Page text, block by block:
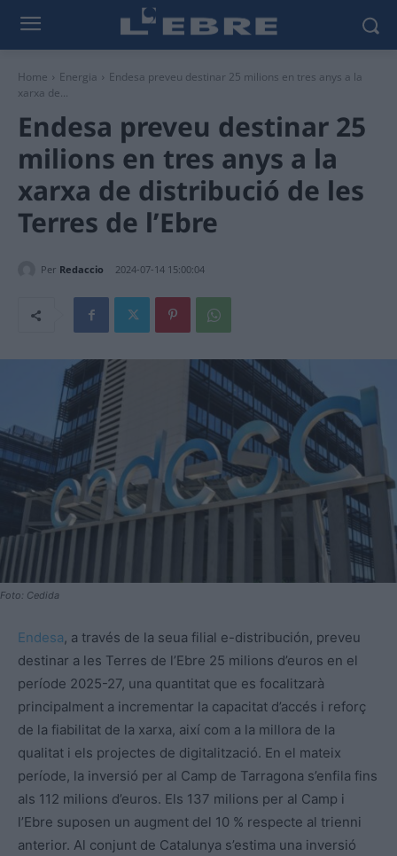
Home Energia
Endesa preveu destinar 25 milions en tres anys a la
xarxa de...
Endesa preveu destinar 25
milions en tres anys a la
xarxa de distribució de les
Terres de l’Ebre
Per Redaccio 2024-07-14 15:00:04
Foto: Cedida
Endesa, a través de la seua filial e-distribución, preveu
destinar a les Terres de l’Ebre 25 milions d’euros en el
període 2025-27, una quantitat que es focalitzarà
principalment a incrementar la capacitat d’accés i reforç
de la fiabilitat de la xarxa, així com a la millora de la
qualitat i els projectes de digitalització. En el mateix
període, la inversió per al Camp de Tarragona s’enfila fins
als 112 milions d’euros. Els 137 milions per al Camp i
l’Ebre suposen un augment del 10 % respecte al trienni
anterior. Al conjunt de Catalunya s’estima una inversió